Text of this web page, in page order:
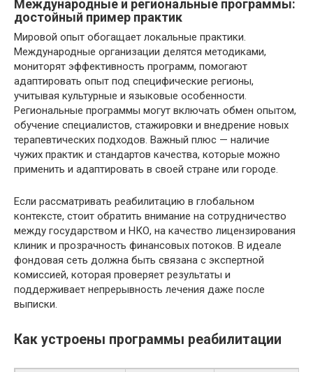
Международные и региональные программы:
достойный пример практик
Мировой опыт обогащает локальные практики.
Международные организации делятся методиками,
мониторят эффективность программ, помогают
адаптировать опыт под специфические регионы,
учитывая культурные и языковые особенности.
Региональные программы могут включать обмен опытом,
обучение специалистов, стажировки и внедрение новых
терапевтических подходов. Важный плюс — наличие
чужих практик и стандартов качества, которые можно
применить и адаптировать в своей стране или городе.
Если рассматривать реабилитацию в глобальном
контексте, стоит обратить внимание на сотрудничество
между государством и НКО, на качество лицензирования
клиник и прозрачность финансовых потоков. В идеале
фондовая сеть должна быть связана с экспертной
комиссией, которая проверяет результаты и
поддерживает непрерывность лечения даже после
выписки.
Как устроены программы реабилитации